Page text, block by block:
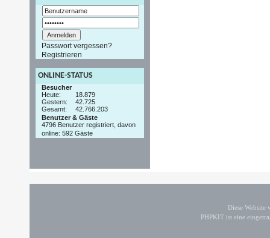
Passwort vergessen?
Registrieren
ONLINE-STATUS
Besucher
Heute:
18.879
Gestern:
42.725
Gesamt:
42.766.203
Benutzer & Gäste
4796 Benutzer registriert, davon
online: 592 Gäste
Diese
PHPKIT ist eine